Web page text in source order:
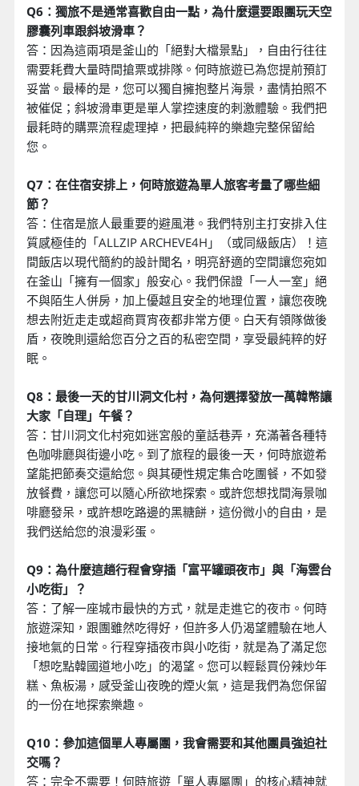
Q6：獨旅不是通常喜歡自由一點，為什麼還要跟團玩天空
膠囊列車跟斜坡滑車？
答：因為這兩項是釜山的「絕對大檔景點」，自由行往往
需要耗費大量時間搶票或排隊。何時旅遊已為您提前預訂
妥當。最棒的是，您可以獨自擁抱整片海景，盡情拍照不
被催促；斜坡滑車更是單人掌控速度的刺激體驗。我們把
最耗時的購票流程處理掉，把最純粹的樂趣完整保留給
您。
Q7：在住宿安排上，何時旅遊為單人旅客考量了哪些細
節？
答：住宿是旅人最重要的避風港。我們特別主打安排入住
質感極佳的「ALLZIP ARCHEVE4H」（或同級飯店）！這
間飯店以現代簡約的設計聞名，明亮舒適的空間讓您宛如
在釜山「擁有一個家」般安心。我們保證「一人一室」絕
不與陌生人併房，加上優越且安全的地理位置，讓您夜晚
想去附近走走或超商買宵夜都非常方便。白天有領隊做後
盾，夜晚則還給您百分之百的私密空間，享受最純粹的好
眠。
Q8：最後一天的甘川洞文化村，為何選擇發放一萬韓幣讓
大家「自理」午餐？
答：甘川洞文化村宛如迷宮般的童話巷弄，充滿著各種特
色咖啡廳與街邊小吃。到了旅程的最後一天，何時旅遊希
望能把節奏交還給您。與其硬性規定集合吃團餐，不如發
放餐費，讓您可以隨心所欲地探索。或許您想找間海景咖
啡廳發呆，或許想吃路邊的黑糖餅，這份微小的自由，是
我們送給您的浪漫彩蛋。
Q9：為什麼這趟行程會穿插「富平罐頭夜市」與「海雲台
小吃街」？
答：了解一座城市最快的方式，就是走進它的夜市。何時
旅遊深知，跟團雖然吃得好，但許多人仍渴望體驗在地人
接地氣的日常。行程穿插夜市與小吃街，就是為了滿足您
「想吃點韓國道地小吃」的渴望。您可以輕鬆買份辣炒年
糕、魚板湯，感受釜山夜晚的煙火氣，這是我們為您保留
的一份在地探索樂趣。
Q10：參加這個單人專屬團，我會需要和其他團員強迫社
交嗎？
答：完全不需要！何時旅遊「單人專屬團」的核心精神就